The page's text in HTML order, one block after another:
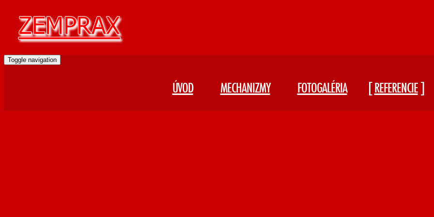
Toggle navigation
ÚVOD MECHANIZMY FOTOGALÉRIA REFERENCIE